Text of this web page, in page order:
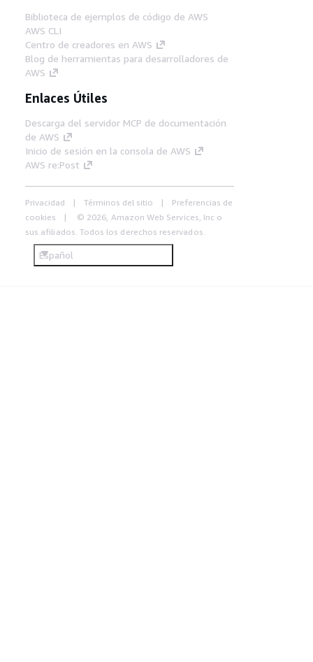
Biblioteca de ejemplos de código de AWS
AWS CLI
Centro de creadores en AWS
Blog de herramientas para desarrolladores de
AWS
Enlaces Útiles
Descarga del servidor MCP de documentación
de AWS
Inicio de sesión en la consola de AWS
AWS re:Post
Privacidad Términos del sitio
Preferencias de
cookies
© 2026, Amazon Web Services, Inc o
sus afiliados. Todos los derechos reservados.
Español